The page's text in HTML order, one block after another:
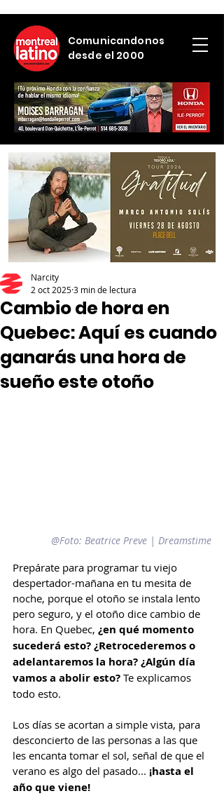
Comunicandonos
desde el 2000
Cambio de hora en
Quebec: Aquí es cuando
ganarás una hora de
sueño este otoño
Narcity
2 oct 20253 min de lectura
@Foto: Beatrice Preve | Dreamstime
Prepárate para programar tu viejo
despertador-mañana en tu mesita de
noche, porque el otoño se instala lento
pero seguro, y el otoño dice cambio de
hora. En Quebec, ¿en qué momento
sucederá esto? ¿Retrocederemos o
adelantaremos la hora? ¿Algún día
vamos a abolir esto? Te explicamos
todo esto.
Los días se acortan a simple vista, para
desconcierto de las personas a las que
les encanta tomar el sol, señal de que el
verano es algo del pasado... ¡hasta el
año que viene!